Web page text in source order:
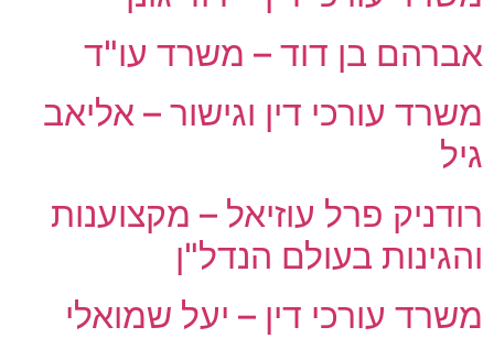
אברהם בן דוד – משרד עו"ד
משרד עורכי דין וגישור – אליאב
גיל
רודניק פרל עוזיאל – מקצוענות
והגינות בעולם הנדל"ן
משרד עורכי דין – יעל שמואלי